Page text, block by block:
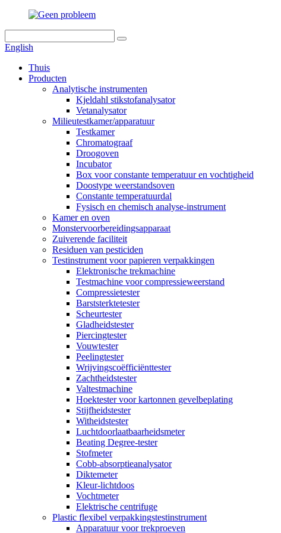
English
Thuis
Producten
Analytische instrumenten
Kjeldahl stikstofanalysator
Vetanalysator
Milieutestkamer/apparatuur
Testkamer
Chromatograaf
Droogoven
Incubator
Box voor constante temperatuur en vochtigheid
Doostype weerstandsoven
Constante temperatuurdal
Fysisch en chemisch analyse-instrument
Kamer en oven
Monstervoorbereidingsapparaat
Zuiverende faciliteit
Residuen van pesticiden
Testinstrument voor papieren verpakkingen
Elektronische trekmachine
Testmachine voor compressieweerstand
Compressietester
Barststerktetester
Scheurtester
Gladheidstester
Piercingtester
Vouwtester
Peelingtester
Wrijvingscoëfficiënttester
Zachtheidstester
Valtestmachine
Hoektester voor kartonnen gevelbeplating
Stijfheidstester
Witheidstester
Luchtdoorlaatbaarheidsmeter
Beating Degree-tester
Stofmeter
Cobb-absorptieanalysator
Diktemeter
Kleur-lichtdoos
Vochtmeter
Elektrische centrifuge
Plastic flexibel verpakkingstestinstrument
Apparatuur voor trekproeven